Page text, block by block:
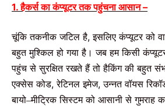
1. हैकर्सकाकंप्यूटर तक पहुंचना आसान –
चूंकि तकनीक जटिल है,इसलिए कंप्यूटर को
बहुत मुश्किल हो गया है। जब हम किसी
पहुंच से सुरक्षित रखते हैं तो हैकिंग की बहुत
एक्सेस कोड,रेटिनल इमेज,उन्नत वॉयस
बायो–मीट्रिक सिस्टम को आसानी से गुमराह